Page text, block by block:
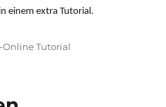
einem extra Tutorial.
Online Tutorial